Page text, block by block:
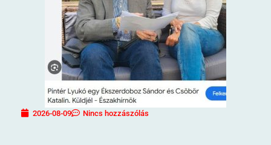
2026-08-09 Nincs hozzászólás